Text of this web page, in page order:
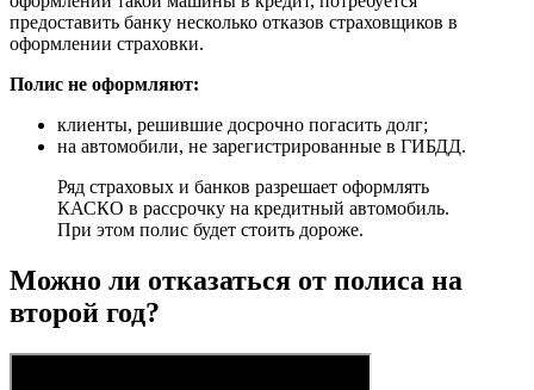
предоставить банку несколько отказов страховщиков в
оформлении страховки.
Полис не оформляют:
клиенты, решившие досрочно погасить долг;
на автомобили, не зарегистрированные в ГИБДД.
Ряд страховых и банков разрешает оформлять
КАСКО в рассрочку на кредитный автомобиль.
При этом полис будет стоить дороже.
Можно ли отказаться от полиса на
второй год?